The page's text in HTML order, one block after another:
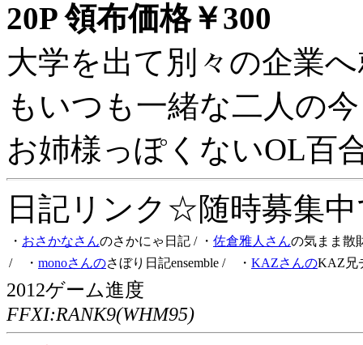
20P 領布価格￥300
大学を出て別々の企業
もいつも一緒な二人の
お姉様っぽくないOL百
日記リンク☆随時募集
・ おさかなさんのさかにゃ日記 / ・ 佐倉雅人さんの気まま散
/ ・ monoさんのさぼり日記ensemble / ・ KAZさんのKAZ兄
2012ゲーム進度
FFXI:RANK9(WHM95)